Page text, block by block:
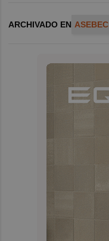
ARCHIVADO EN ASEBEC